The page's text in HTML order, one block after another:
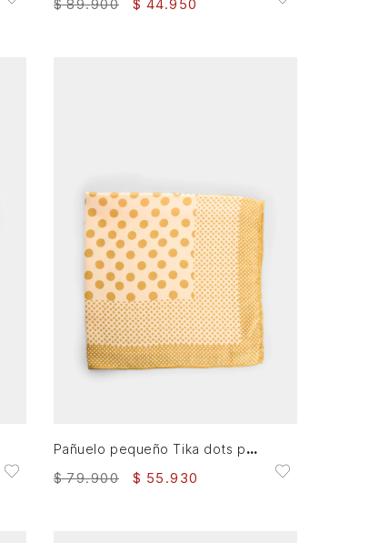
$ 89.900 $ 44.950
Pañuelo pequeño Tika dots para mujer estampado
$ 79.900 $ 55 .930